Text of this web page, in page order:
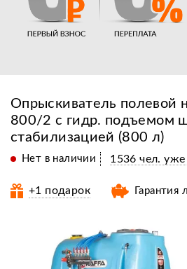
Опрыскиватель полевой
800/2 с гидр. подъемом
стабилизацией (800 л)
Нет в наличии 1536 чел. уже
+1 подарок Гарантия